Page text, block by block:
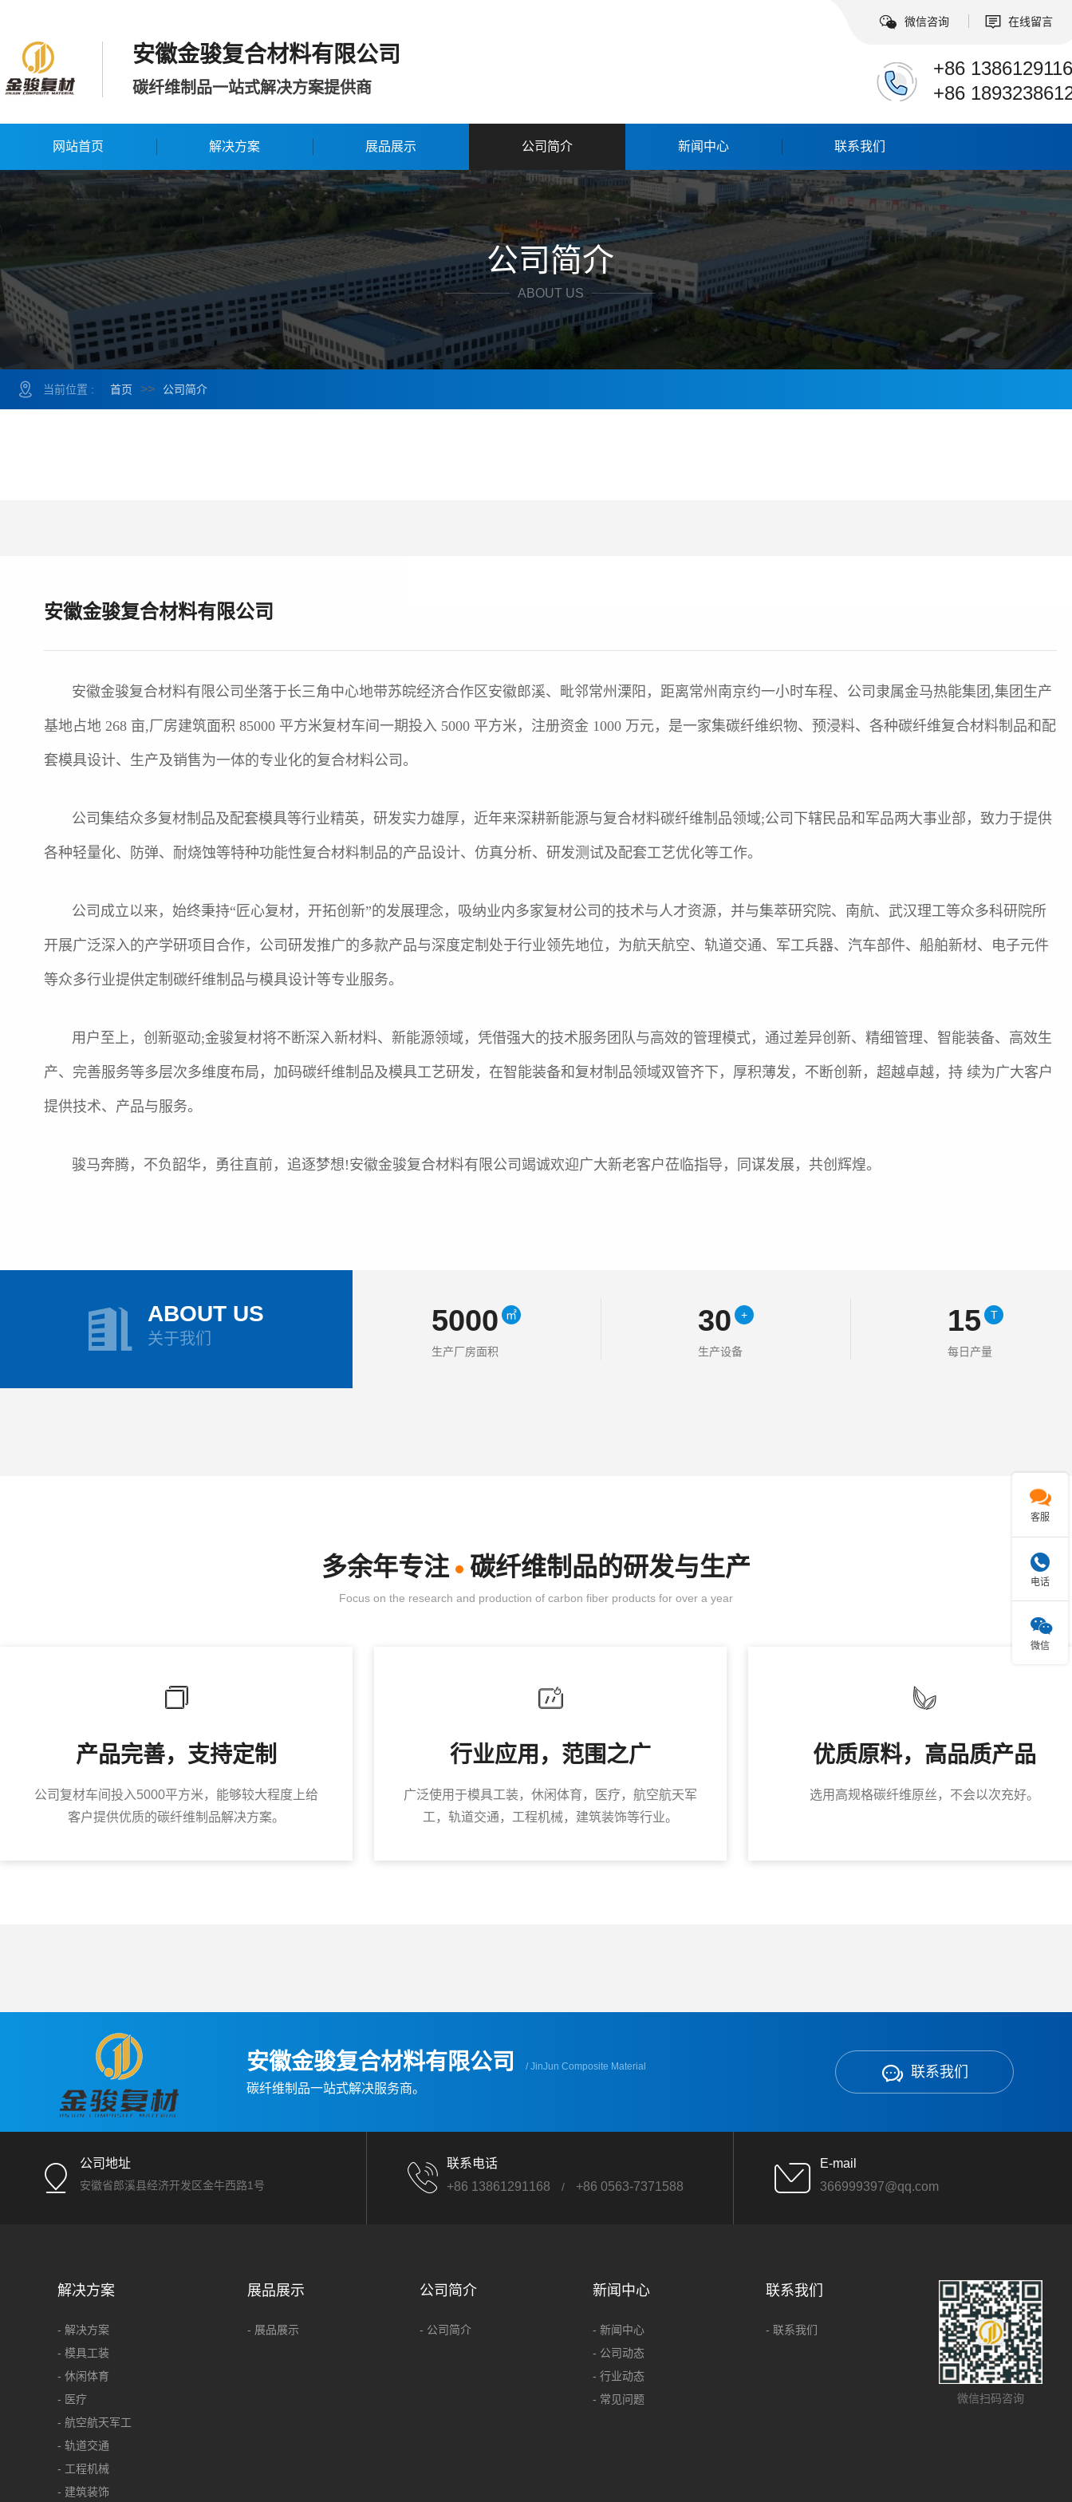
安徽金骏复合材料有限公司
碳纤维制品一站式解决方案提供商
+86
+86
微信咨询 在线留言
网站首页 解决方案 展品展示 公司简介 新闻中心 联系我们
公司简介
ABOUT US
当前位置 : 首页 >> 公司简介
安徽金骏复合材料有限公司
安徽金骏复合材料有限公司坐落于长三角中心地带苏皖经济合作区安徽郎溪、毗邻常州溧阳，距离常州南京约一小时车程、公司隶属金马热能集团,集团生产
基地占地 268 亩,厂房建筑面积 85000 平方米复材车间一期投入 5000 平方米，注册资金 1000 万元，是一家集碳纤维织物、预浸料、各种碳纤维复合材料制品和配
套模具设计、生产及销售为一体的专业化的复合材料公司。
公司集结众多复材制品及配套模具等行业精英，研发实力雄厚，近年来深耕新能源与复合材料碳纤维制品领域;公司下辖民品和军品两大事业部，致力于提供
各种轻量化、防弹、耐烧蚀等特种功能性复合材料制品的产品设计、仿真分析、研发测试及配套工艺优化等工作。
公司成立以来，始终秉持“匠心复材，开拓创新”的发展理念，吸纳业内多家复材公司的技术与人才资源，并与集萃研究院、南航、武汉理工等众多科研院所
开展广泛深入的产学研项目合作，公司研发推广的多款产品与深度定制处于行业领先地位，为航天航空、轨道交通、军工兵器、汽车部件、船舶新材、电子元件
等众多行业提供定制碳纤维制品与模具设计等专业服务。
用户至上，创新驱动;金骏复材将不断深入新材料、新能源领域，凭借强大的技术服务团队与高效的管理模式，通过差异创新、精细管理、智能装备、高效生
产、完善服务等多层次多维度布局，加码碳纤维制品及模具工艺研发，在智能装备和复材制品领域双管齐下，厚积薄发，不断创新，超越卓越，持 续为广大客户
提供技术、产品与服务。
骏马奔腾，不负韶华，勇往直前，追逐梦想!安徽金骏复合材料有限公司竭诚欢迎广大新老客户莅临指导，同谋发展，共创辉煌。
ABOUT US
关于我们
5000 ㎡
生产厂房面积
30 +
生产设备
15 T
每日产量
多余年专注 碳纤维制品的研发与生产
Focus on the research and production of carbon fiber products for over a year
产品完善，支持定制
公司复材车间投入5000平方米，能够较大程度上给
客户提供优质的碳纤维制品解决方案。
行业应用，范围之广
广泛使用于模具工装，休闲体育，医疗，航空航天军
工，轨道交通，工程机械，建筑装饰等行业。
优质原料，高品质产品
选用高规格碳纤维原丝，不会以次充好。
安徽金骏复合材料有限公司 / JinJun Composite Material
碳纤维制品一站式解决服务商。
联系我们
公司地址
安徽省郎溪县经济开发区金牛西路1号
联系电话
+86 13861291168 / +86 0563-7371588
E-mail
366999397@qq.com
解决方案
- 解决方案
- 模具工装
- 休闲体育
- 医疗
- 航空航天军工
- 轨道交通
- 工程机械
- 建筑装饰
展品展示
- 展品展示
公司简介
- 公司简介
新闻中心
- 新闻中心
- 公司动态
- 行业动态
- 常见问题
联系我们
- 联系我们
微信扫码咨询

客服

电话

微信